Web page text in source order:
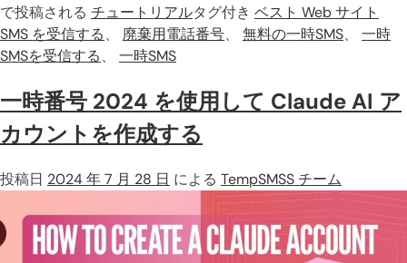
で投稿される チュートリアルタグ付き ベスト Web サイト
SMS を受信する、 廃棄用電話番号、 無料の一時SMS、 一時
SMSを受信する、 一時SMS
一時番号 2024 を使用して Claude AI ア
カウントを作成する
投稿日 2024 年 7 月 28 日 による TempSMSS チーム